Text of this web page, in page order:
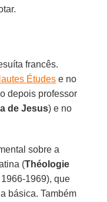
francês.
Études e no
depois professor
de Jesus) e no
sobre a
(Théologie
1969), que
básica. Também